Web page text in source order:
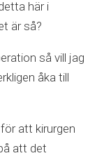
här i
är så?
så vill jag
åka till
att kirurgen
att det